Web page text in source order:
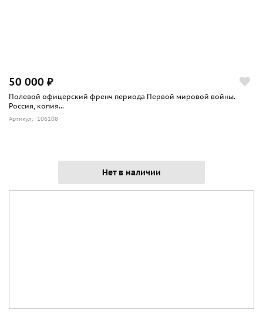
50 000 ₽
Полевой офицерский френч периода Первой мировой войны.
Россия, копия...
Артикул: 106108
Нет в наличии